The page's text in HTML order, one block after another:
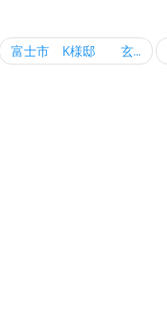
富士市 K様邸 玄...